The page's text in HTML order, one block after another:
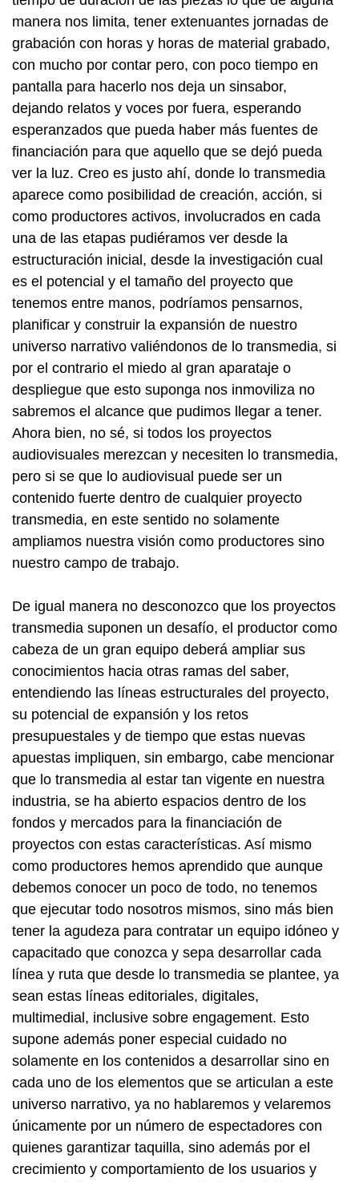
manera nos limita, tener extenuantes jornadas de
grabación con horas y horas de material grabado,
con mucho por contar pero, con poco tiempo en
pantalla para hacerlo nos deja un sinsabor,
dejando relatos y voces por fuera, esperando
esperanzados que pueda haber más fuentes de
financiación para que aquello que se dejó pueda
ver la luz. Creo es justo ahí, donde lo transmedia
aparece como posibilidad de creación, acción, si
como productores activos, involucrados en cada
una de las etapas pudiéramos ver desde la
estructuración inicial, desde la investigación cual
es el potencial y el tamaño del proyecto que
tenemos entre manos, podríamos pensarnos,
planificar y construir la expansión de nuestro
universo narrativo valiéndonos de lo transmedia, si
por el contrario el miedo al gran aparataje o
despliegue que esto suponga nos inmoviliza no
sabremos el alcance que pudimos llegar a tener.
Ahora bien, no sé, si todos los proyectos
audiovisuales merezcan y necesiten lo transmedia,
pero si se que lo audiovisual puede ser un
contenido fuerte dentro de cualquier proyecto
transmedia, en este sentido no solamente
ampliamos nuestra visión como productores sino
nuestro campo de trabajo.
De igual manera no desconozco que los proyectos
transmedia suponen un desafío, el productor como
cabeza de un gran equipo deberá ampliar sus
conocimientos hacia otras ramas del saber,
entendiendo las líneas estructurales del proyecto,
su potencial de expansión y los retos
presupuestales y de tiempo que estas nuevas
apuestas impliquen, sin embargo, cabe mencionar
que lo transmedia al estar tan vigente en nuestra
industria, se ha abierto espacios dentro de los
fondos y mercados para la financiación de
proyectos con estas características. Así mismo
como productores hemos aprendido que aunque
debemos conocer un poco de todo, no tenemos
que ejecutar todo nosotros mismos, sino más bien
tener la agudeza para contratar un equipo idóneo y
capacitado que conozca y sepa desarrollar cada
línea y ruta que desde lo transmedia se plantee, ya
sean estas líneas editoriales, digitales,
multimedial, inclusive sobre engagement. Esto
supone además poner especial cuidado no
solamente en los contenidos a desarrollar sino en
cada uno de los elementos que se articulan a este
universo narrativo, ya no hablaremos y velaremos
únicamente por un número de espectadores con
quienes garantizar taquilla, sino además por el
crecimiento y comportamiento de los usuarios y